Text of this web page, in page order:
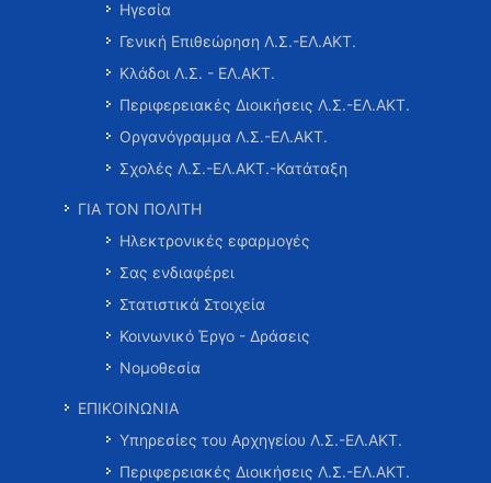
Ηγεσία
Γενική Επιθεώρηση Λ.Σ.-ΕΛ.ΑΚΤ.
Κλάδοι Λ.Σ. - ΕΛ.ΑΚΤ.
Περιφερειακές Διοικήσεις Λ.Σ.-ΕΛ.ΑΚΤ.
Οργανόγραμμα Λ.Σ.-ΕΛ.ΑΚΤ.
Σχολές Λ.Σ.-ΕΛ.ΑΚΤ.-Κατάταξη
ΓΙΑ ΤΟΝ ΠΟΛΙΤΗ
Ηλεκτρονικές εφαρμογές
Σας ενδιαφέρει
Στατιστικά Στοιχεία
Κοινωνικό Έργο - Δράσεις
Νομοθεσία
ΕΠΙΚΟΙΝΩΝΙΑ
Υπηρεσίες του Αρχηγείου Λ.Σ.-ΕΛ.ΑΚΤ.
Περιφερειακές Διοικήσεις Λ.Σ.-ΕΛ.ΑΚΤ.